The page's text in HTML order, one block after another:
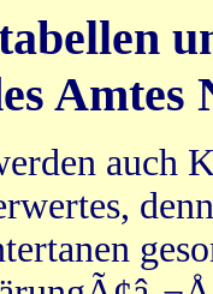
Amtes
auch